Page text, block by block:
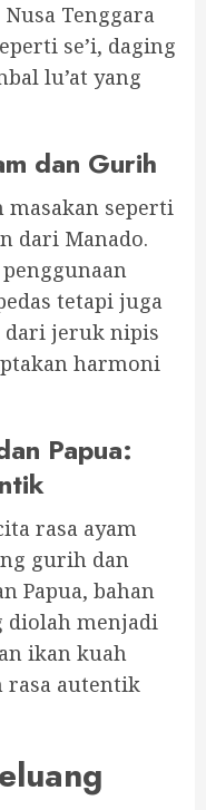
Tenggara
se’i, daging
lu’at yang
dan Gurih
masakan seperti
dari Manado.
tetapi juga
dari jeruk nipis
harmoni
Papua:
rasa ayam
gurih dan
Papua, bahan
diolah menjadi
ikan kuah
rasa autentik